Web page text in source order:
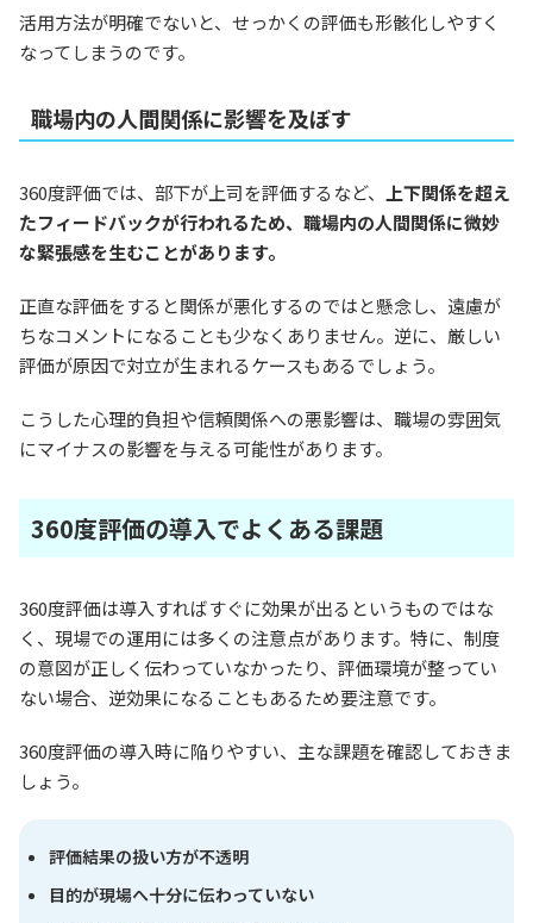
活用方法が明確でないと、せっかくの評価も形骸化しやすく
なってしまうのです。
職場内の人間関係に影響を及ぼす
360度評価では、部下が上司を評価するなど、
上下関係を超え
たフィードバックが行われるため、職場内の人間関係に微妙
な緊張感を生むことがあります。
正直な評価をすると関係が悪化するのではと懸念し、遠慮が
ちなコメントになることも少なくありません。逆に、厳しい
評価が原因で対立が生まれるケースもあるでしょう。
こうした心理的負担や信頼関係への悪影響は、職場の雰囲気
にマイナスの影響を与える可能性があります。
360度評価の導入でよくある課題
360度評価は導入すればすぐに効果が出るというものではな
く、現場での運用には多くの注意点があります。特に、制度
の意図が正しく伝わっていなかったり、評価環境が整ってい
ない場合、逆効果になることもあるため要注意です。
360度評価の導入時に陥りやすい、主な課題を確認しておきま
しょう。
評価結果の扱い方が不透明
目的が現場へ十分に伝わっていない